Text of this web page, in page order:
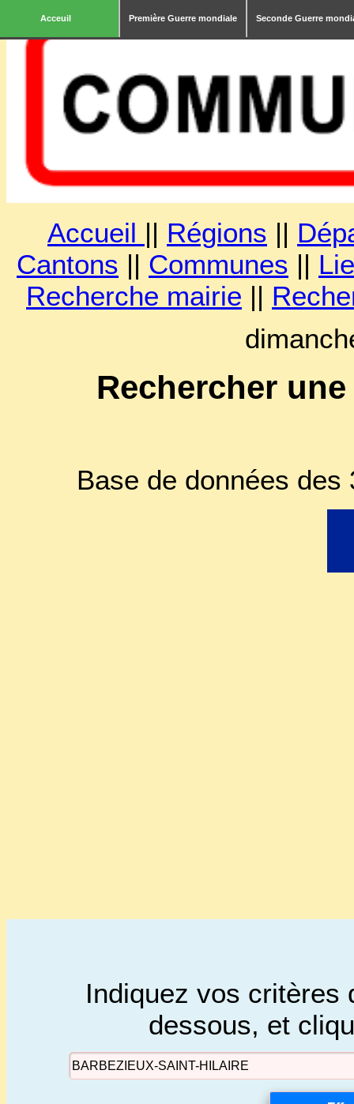
Acceuil Première Guerre mondiale Seconde Guerre
Accueil || Régions ||
Cantons || Communes ||
Recherche mairie ||
Rechercher
Base de données
Indiquez vos critères
dessous, et